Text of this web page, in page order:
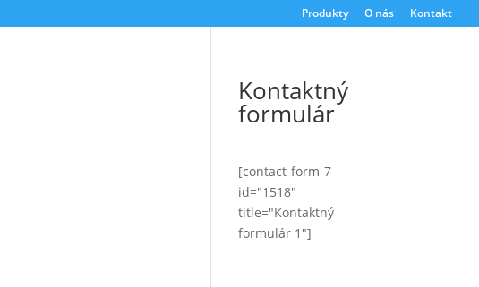
Produkty O nás Kontakt
Kontaktný
formulár
[contact-form-7
id="1518"
title="Kontaktný
formulár 1"]